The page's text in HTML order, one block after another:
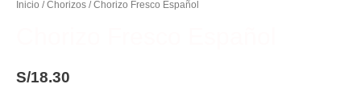
Inicio /Chorizos / Chorizo Fresco Español
S/18.30